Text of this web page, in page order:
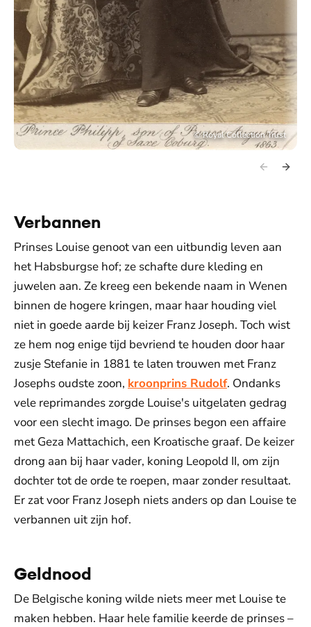
©Royal Collection Trust
Verbannen
Prinses Louise genoot van een uitbundig leven aan
het Habsburgse hof; ze schafte dure kleding en
juwelen aan. Ze kreeg een bekende naam in Wenen
binnen de hogere kringen, maar haar houding viel
niet in goede aarde bij keizer Franz Joseph. Toch wist
ze hem nog enige tijd bevriend te houden door haar
zusje Stefanie in 1881 te laten trouwen met Franz
Josephs oudste zoon, kroonprins Rudolf. Ondanks
vele reprimandes zorgde Louise's uitgelaten gedrag
voor een slecht imago. De prinses begon een affaire
met Geza Mattachich, een Kroatische graaf. De keizer
drong aan bij haar vader, koning Leopold II, om zijn
dochter tot de orde te roepen, maar zonder resultaat.
Er zat voor Franz Joseph niets anders op dan Louise te
verbannen uit zijn hof.
Geldnood
De Belgische koning wilde niets meer met Louise te
maken hebben. Haar hele familie keerde de prinses –